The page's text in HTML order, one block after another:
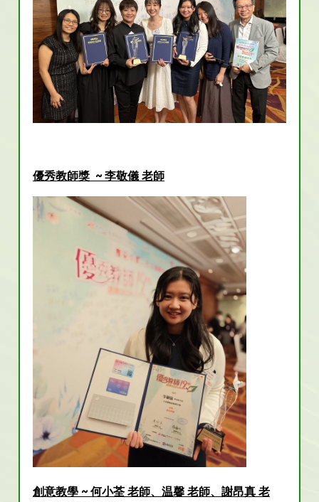
優秀教師獎 ~ 李敬儀 老師
創意教學 ~ 何小荃 老師、温馨 老師、謝昂真 老